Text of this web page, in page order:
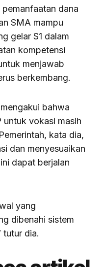
dana
SMA mampu
gelar S1 dalam
kompetensi
menjawab
berkembang.
bahwa
untuk vokasi masih
kata dia,
dan menyesuaikan
dapat berjalan
yang
dibenahi sistem
tutur dia.